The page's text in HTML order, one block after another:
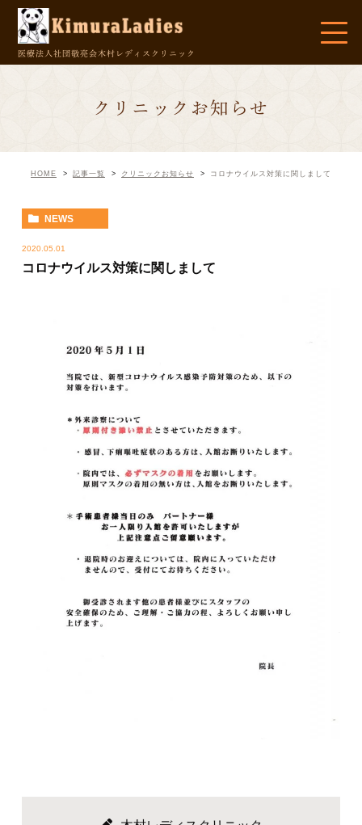
医療法人社団敬亮会 木村レディスクリニック
クリニックお知らせ
HOME 記事一覧 クリニックお知らせ コロナウイルス対策に関しまして
NEWS
2020.05.01
コロナウイルス対策に関しまして